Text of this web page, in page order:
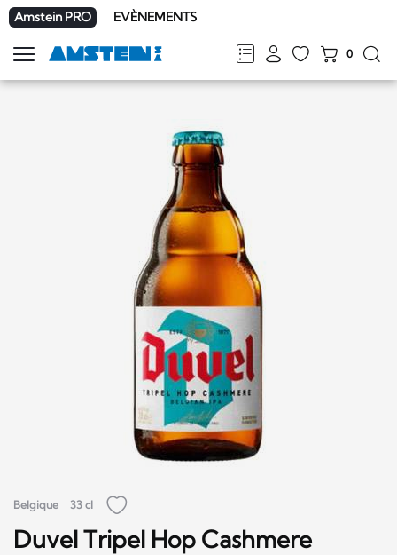
Amstein PRO EVÈNEMENTS
FRDEENIT
0
Afficher
la
Belgique 33 cl
Duvel Tripel Hop Cashmere